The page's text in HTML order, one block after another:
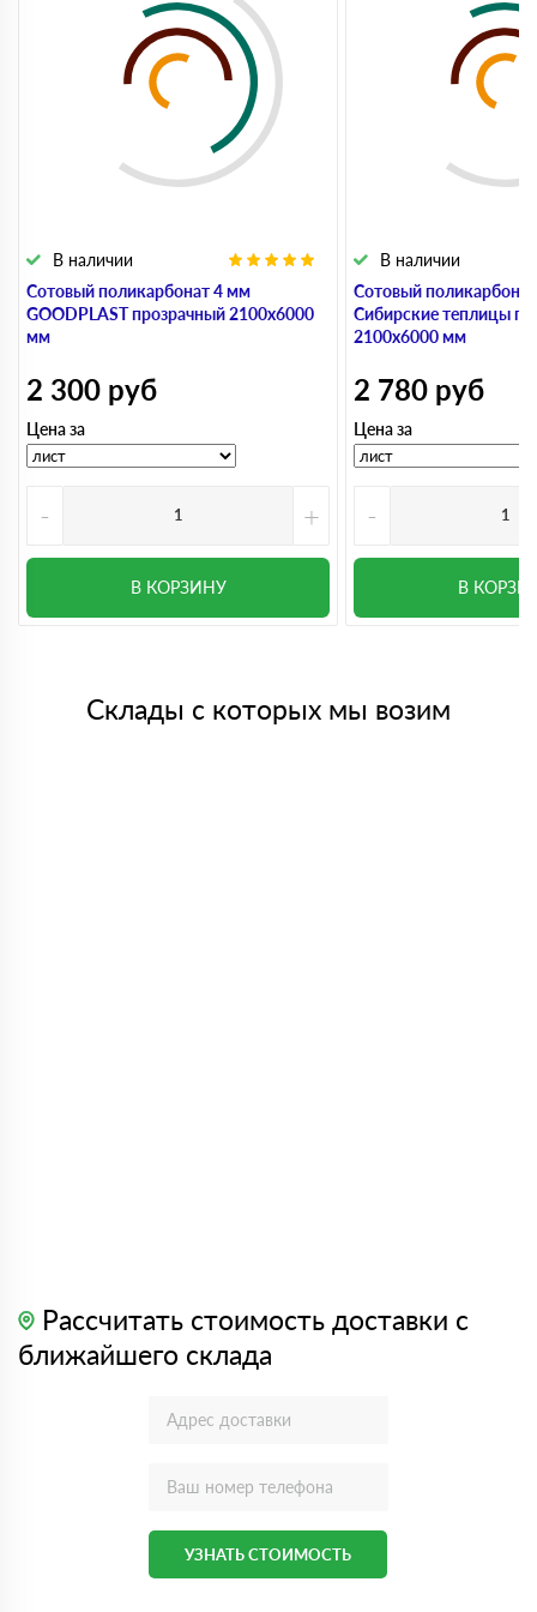
Сотовый поликарбонат 4 мм
GOODPLAST прозрачный 2100х6000
мм
В наличии
2 300 руб
Цена за
- +
В КОРЗИНУ
Сотовый
Сибирские теплицы
2100х6000 мм
В наличии
2 780 руб
Цена за
-
В
Склады с которых мы возим
Рассчитать стоимость доставки с
ближайшего склада
УЗНАТЬ СТОИМОСТЬ